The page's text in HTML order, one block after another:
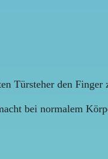
Türsteher den Finger
bei normalem